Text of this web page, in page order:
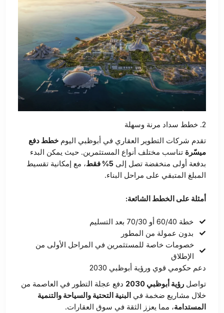
2. خطط سداد مرنة وسهلة
تقدم شركات التطوير العقاري في أبوظبي اليوم خطط دفع
ميسّرة تناسب مختلف أنواع المستثمرين. حيث يمكن البدء
بدفعة أولى منخفضة تصل إلى 5% فقط
، مع إمكانية تقسيط
المبلغ المتبقي على مراحل البناء.
أمثلة على الخطط الشائعة:
خطة 60/40 أو 70/30 بعد التسليم
بدون عمولة من المطور
خصومات خاصة للمستثمرين في المراحل الأولى من
الإطلاق
دعم حكومي قوي ورؤية أبوظبي 2030
تواصل رؤية أبوظبي 2030
دفع عجلة التطور في العاصمة من
خلال مشاريع ضخمة في البنية التحتية والسياحة والتنمية
المستدامة، مما يعزز الثقة في سوق العقارات.